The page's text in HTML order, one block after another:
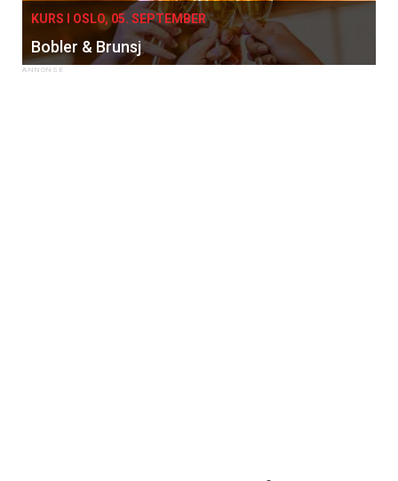
KURS I OSLO, 05. SEPTEMBER
Bobler & Brunsj